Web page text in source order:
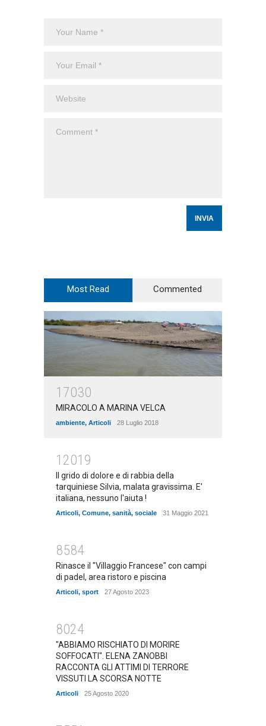
Most Read Commented
17030
MIRACOLO A MARINA VELCA
ambiente, Articoli 28 Luglio 2018
12019
Il grido di dolore e di rabbia della
tarquiniese Silvia, malata gravissima. E'
italiana, nessuno l'aiuta !
Articoli, Comune, sanità, sociale 31 Maggio 2021
8584
Rinasce il "Villaggio Francese" con campi
di padel, area ristoro e piscina
Articoli, sport 27 Agosto 2023
8024
"ABBIAMO RISCHIATO DI MORIRE
SOFFOCATI". ELENA ZANOBBI
RACCONTA GLI ATTIMI DI TERRORE
VISSUTI LA SCORSA NOTTE
Articoli 25 Agosto 2020